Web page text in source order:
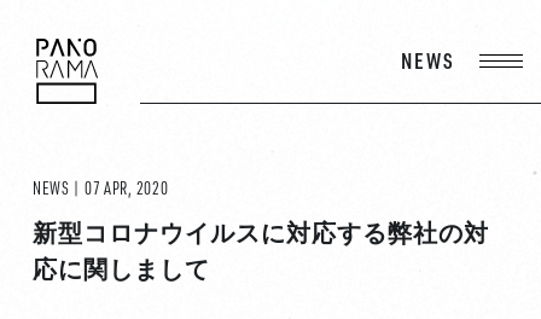
NEWS
NEWS | 07 APR, 2020
新型コロナウイルスに対応する弊社の対
応に関しまして
PANORAMA